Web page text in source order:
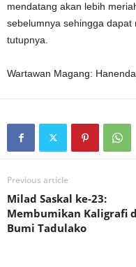
mendatang akan lebih
sebelumnya sehingga dapat
tutupnya.
Wartawan Magang:
Previous article
Milad Saskal ke-23:
Membumikan Kaligrafi
Bumi Tadulako